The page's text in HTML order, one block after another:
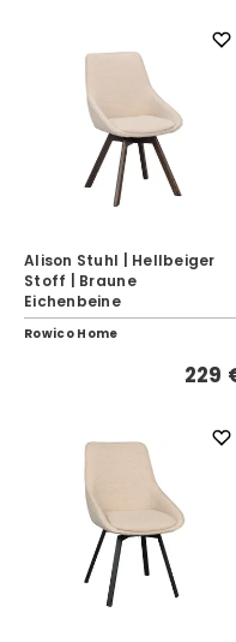
Alison Stuhl | Hellbeiger
Stoff | Braune
Eichenbeine
Rowico Home
229